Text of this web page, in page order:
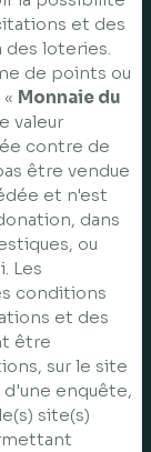
et des
des loteries.
de points ou
Monnaie du
valeur
contre de
être vendue
et n'est
dans
ou
Les
conditions
et des
être
sur le site
d'une enquête,
site(s)